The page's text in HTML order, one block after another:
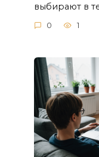
выбирают в
0 1